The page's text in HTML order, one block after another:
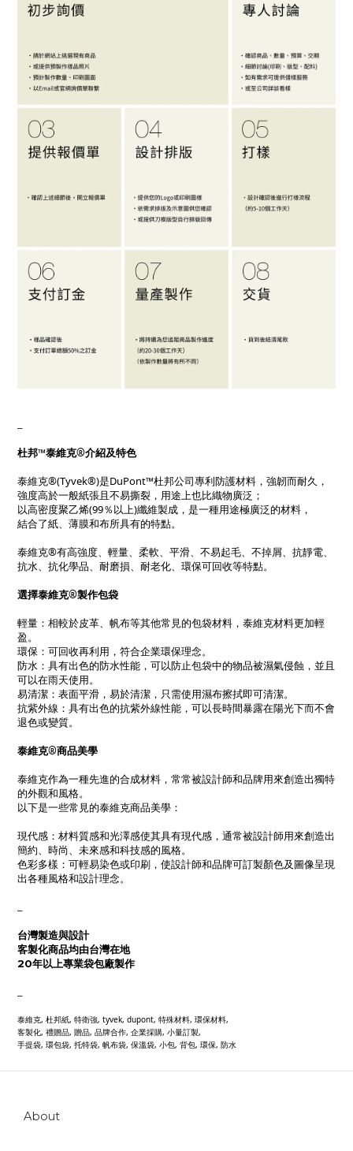
杜邦™泰維克®介紹及特色
泰維克®(Tyvek®)是DuPont™杜邦公司專利防護材料，強韌而耐久，
強度高於一般紙張且不易撕裂，用途上也比織物廣泛；
以高密度聚乙烯(99％以上)纖維製成，是一種用途極廣泛的材料，
結合了紙、薄膜和布所具有的特點。
泰維克®有高強度、輕量、柔軟、平滑、不易起毛、不掉屑、抗靜電、
抗水、抗化學品、耐磨損、耐老化、環保可回收等特點。
選擇泰維克®製作包袋
輕量：相較於皮革、帆布等其他常見的包袋材料，泰維克材料更加輕
盈。
環保：可回收再利用，符合企業環保理念。
防水：具有出色的防水性能，可以防止包袋中的物品被濕氣侵蝕，並且
可以在雨天使用。
易清潔：表面平滑，易於清潔，只需使用濕布擦拭即可清潔。
抗紫外線：具有出色的抗紫外線性能，可以長時間暴露在陽光下而不會
退色或變質。
泰維克®商品美學
泰維克作為一種先進的合成材料，常常被設計師和品牌用來創造出獨特
的外觀和風格。
以下是一些常見的泰維克商品美學：
現代感：材料質感和光澤感使其具有現代感，通常被設計師用來創造出
簡約、時尚、未來感和科技感的風格。
色彩多樣：可輕易染色或印刷，使設計師和品牌可訂製顏色及圖像呈現
出各種風格和設計理念。
台灣製造與設計
客製化商品均由台灣在地
20年以上專業袋包廠製作
泰維克, 杜邦紙, 特衛強, tyvek, dupont, 特殊材料, 環保材料,
客製化, 禮贈品, 贈品, 品牌合作, 企業採購, 小量訂製,
手提袋, 環包袋, 托特袋, 帆布袋, 保溫袋, 小包, 背包, 環保, 防水
About